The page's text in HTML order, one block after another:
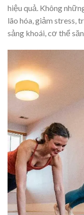
hiệu quả. Không
lão hóa, giảm stress,
sảng khoái, cơ thể